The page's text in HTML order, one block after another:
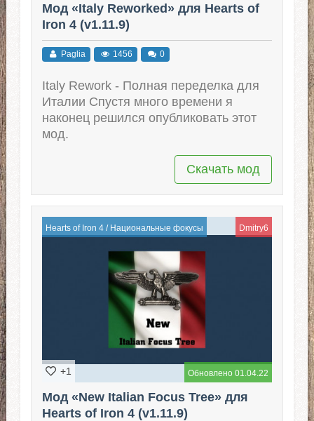
Мод «Italy Reworked» для Hearts of
Iron 4 (v1.11.9)
Paglia 1456 0
Italy Rework - Полная переделка для
Италии Спустя много времени я
наконец решился опубликовать этот
мод.
Скачать мод
Hearts of Iron 4/ Национальные фокусы Dmitry6
Обновлено 01.04.22
+1
Мод «New Italian Focus Tree» для
Hearts of Iron 4 (v1.11.9)